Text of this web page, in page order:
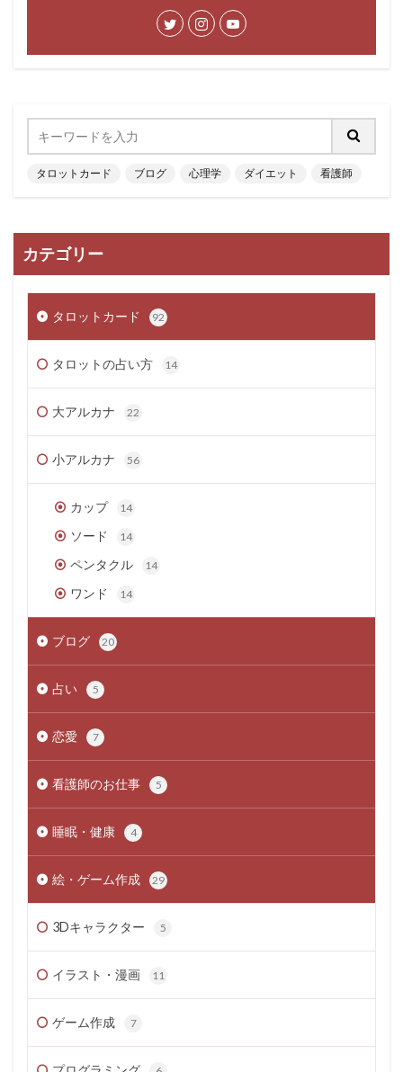
タロットカード ブログ 心理学 ダイエット 看護師
カテゴリー
タロットカード 92
タロットの占い方 14
大アルカナ 22
小アルカナ 56
カップ 14
ソード 14
ペンタクル 14
ワンド 14
ブログ 20
占い 5
恋愛 7
看護師のお仕事 5
睡眠・健康 4
絵・ゲーム作成 29
3Dキャラクター 5
イラスト・漫画 11
ゲーム作成 7